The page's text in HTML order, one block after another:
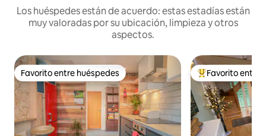
Los huéspedes están de acuerdo: estas estadías están
muy valoradas por su ubicación, limpieza y otros
aspectos.
Favorito entre huéspedes
Favorito entre huéspedes Favorito entre
Favorito entre